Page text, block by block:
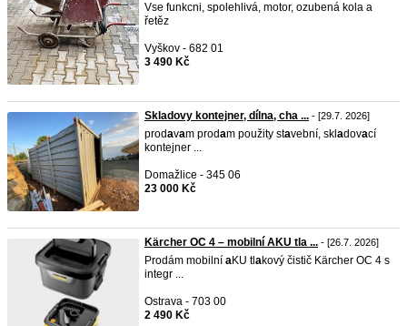
Vse funkcni, spolehlivá, motor, ozubená kola a
řetěz
Vyškov - 682 01
3 490 Kč
Skladovy kontejner, dílna, cha ... - [29.7. 2026]
prodavam prodam použity stavební, skl adovací
kontejner ...
Domažlice - 345 06
23 000 Kč
Kärcher OC 4 – mobilní AKU tla ... - [26.7. 2026]
Prodám mobilní aKU tlakový čistič Kärcher OC 4 s
integr ...
Ostrava - 703 00
2 490 Kč